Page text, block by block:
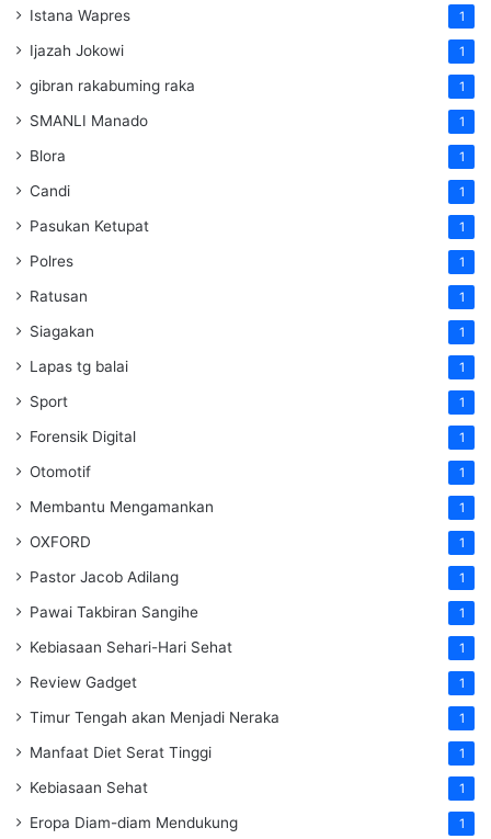
Istana Wapres 1
Ijazah Jokowi 1
gibran rakabuming raka 1
SMANLI Manado 1
Blora 1
Candi 1
Pasukan Ketupat 1
Polres 1
Ratusan 1
Siagakan 1
Lapas tg balai 1
Sport 1
Forensik Digital 1
Otomotif 1
Membantu Mengamankan 1
OXFORD 1
Pastor Jacob Adilang 1
Pawai Takbiran Sangihe 1
Kebiasaan Sehari-Hari Sehat 1
Review Gadget 1
Timur Tengah akan Menjadi Neraka 1
Manfaat Diet Serat Tinggi 1
Kebiasaan Sehat 1
Eropa Diam-diam Mendukung 1